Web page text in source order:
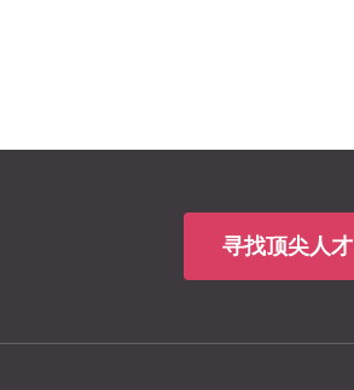
寻找顶尖人才